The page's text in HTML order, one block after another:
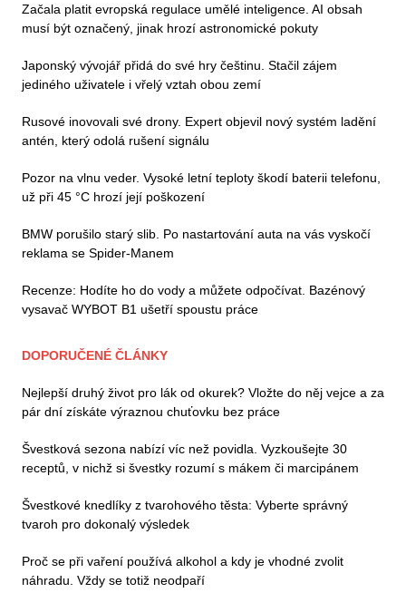
Začala platit evropská regulace umělé inteligence. AI obsah
musí být označený, jinak hrozí astronomické pokuty
Japonský vývojář přidá do své hry češtinu. Stačil zájem
jediného uživatele i vřelý vztah obou zemí
Rusové inovovali své drony. Expert objevil nový systém ladění
antén, který odolá rušení signálu
Pozor na vlnu veder. Vysoké letní teploty škodí baterii telefonu,
už při 45 °C hrozí její poškození
BMW porušilo starý slib. Po nastartování auta na vás vyskočí
reklama se Spider-Manem
Recenze: Hodíte ho do vody a můžete odpočívat. Bazénový
vysavač WYBOT B1 ušetří spoustu práce
DOPORUČENÉ ČLÁNKY
Nejlepší druhý život pro lák od okurek? Vložte do něj vejce a za
pár dní získáte výraznou chuťovku bez práce
Švestková sezona nabízí víc než povidla. Vyzkoušejte 30
receptů, v nichž si švestky rozumí s mákem či marcipánem
Švestkové knedlíky z tvarohového těsta: Vyberte správný
tvaroh pro dokonalý výsledek
Proč se při vaření používá alkohol a kdy je vhodné zvolit
náhradu. Vždy se totiž neodpaří